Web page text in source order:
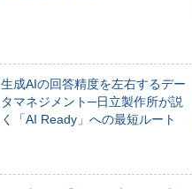
生成AIの回答精度を左右するデー
タマネジメント─日立製作所が説
く「AI Ready」への最短ルート